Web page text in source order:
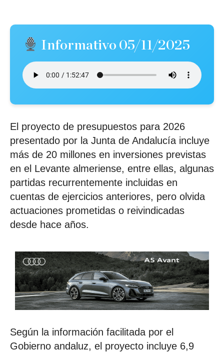
Informativo 05/11/2025
El proyecto de presupuestos para 2026
presentado por la Junta de Andalucía incluye
más de 20 millones en inversiones previstas
en el Levante almeriense, entre ellas, algunas
partidas recurrentemente incluidas en
cuentas de ejercicios anteriores, pero olvida
actuaciones prometidas o reivindicadas
desde hace años.
Según la información facilitada por el
Gobierno andaluz, el proyecto incluye 6,9